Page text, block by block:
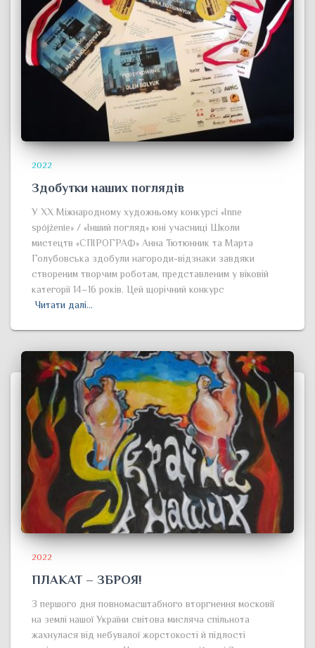
2022
Здобутки наших поглядів
У ХХ Міжнародному художньому конкурсі «Inne
spójżenie» / «Інший погляд» юні учасниці Школи
мистецтв «СПІРОГРАФ» Анна Тютюнник та Марта
Голубовська здобули нагороди-відзнаки завдяки
створеним творчим роботам, представленим у віковій
категорії 14–16 років. Цей щорічний конкурс
Читати далі…
2022
ПЛАКАТ – ЗБРОЯ!
З першого дня повномасштабного вторгнення московії
на землі нашої України світова мисляча спільнота
жахнулася від небувалої жорстокості й підлості